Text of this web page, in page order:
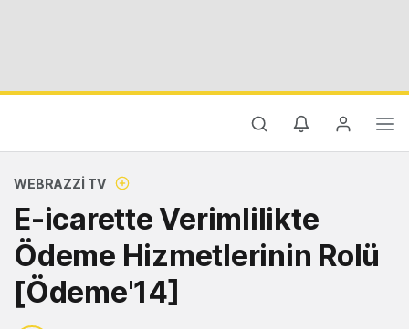
WEBRAZZI TV
E-icarette Verimlilikte
Ödeme Hizmetlerinin Rolü
[Ödeme'14]